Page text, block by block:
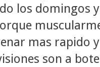
los domingos
mas rapido
son a